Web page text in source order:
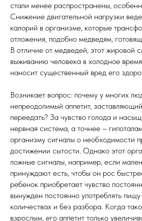
стали менее распространены,
Снижение двигательной нагрузки
калорий в организме, которые
отложения, подобно медведям,
В отличие от медведей, этот жировой
выживанию человека в холодное
наносит существенный вред его
Возникает вопрос: почему у многих
непреодолимый аппетит,
переедать? За чувство голода и
нервная система, а точнее –
организму сигналы о необходимости
достижении сытости. Однако этот
ложные сигналы, например, если
принуждают есть, чтобы он рос
ребенок приобретает чувство
вынужден постоянно употреблять
количествах и без разбора. Когда
взрослым, его аппетит только